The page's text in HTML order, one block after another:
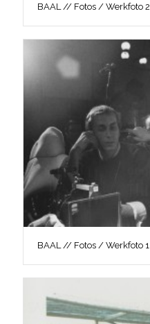
BAAL // Fotos / Werkfoto 2
BAAL // Fotos / Werkfoto 1